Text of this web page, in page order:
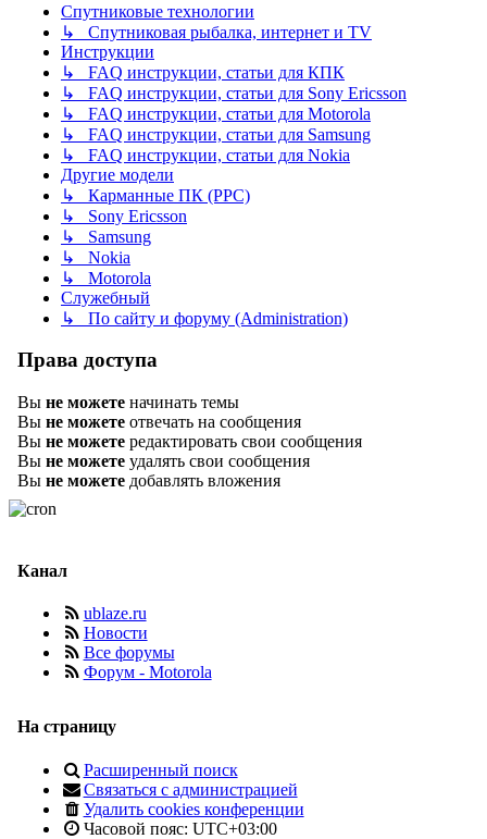
Спутниковые технологии
↳ Спутниковая рыбалка, интернет и TV
Инструкции
↳ FAQ инструкции, статьи для КПК
↳ FAQ инструкции, статьи для Sony Ericsson
↳ FAQ инструкции, статьи для Motorola
↳ FAQ инструкции, статьи для Samsung
↳ FAQ инструкции, статьи для Nokia
Другие модели
↳ Карманные ПК (PPC)
↳ Sony Ericsson
↳ Samsung
↳ Nokia
↳ Motorola
Служебный
↳ По сайту и форуму (Administration)
Права доступа
Вы не можете начинать темы
Вы не можете отвечать на сообщения
Вы не можете редактировать свои сообщения
Вы не можете удалять свои сообщения
Вы не можете добавлять вложения
Канал
ublaze.ru
Новости
Все форумы
Форум - Motorola
На страницу
Расширенный поиск
Связаться с администрацией
Удалить cookies конференции
Часовой пояс: UTC+03:00